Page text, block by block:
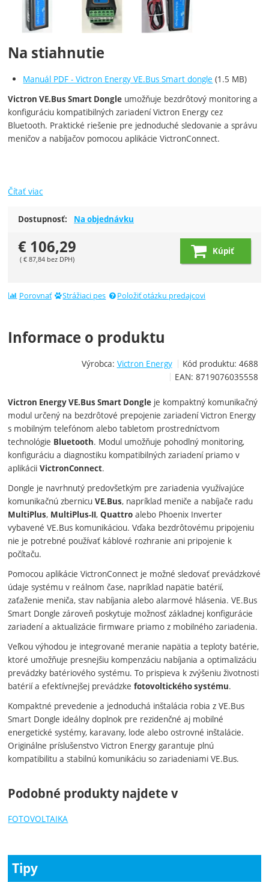
Na stiahnutie
Manuál PDF - Victron Energy VE.Bus Smart dongle (1.5 MB)
Victron VE.Bus Smart Dongle umožňuje bezdrôtový monitoring a
konfiguráciu kompatibilných zariadení Victron Energy cez
Bluetooth. Praktické riešenie pre jednoduché sledovanie a správu
meničov a nabíjačov pomocou aplikácie VictronConnect.
Čítať viac
Dostupnosť: Na objednávku
€ 106,29
( € 87,84 bez DPH)
Kúpiť
Porovnať Strážiaci pes Položiť otázku predajcovi
Informace o produktu
Výrobca: Victron Energy Kód produktu: 4688
EAN: 8719076035558
Victron Energy VE.Bus Smart Dongle je kompaktný komunikačný
modul určený na bezdrôtové prepojenie zariadení Victron Energy
s mobilným telefónom alebo tabletom prostredníctvom
technológie Bluetooth. Modul umožňuje pohodlný monitoring,
konfiguráciu a diagnostiku kompatibilných zariadení priamo v
aplikáciiVictronConnect.
Dongle je navrhnutý predovšetkým pre zariadenia využívajúce
komunikačnú zbernicuVE.Bus, napríklad meniče a nabíjače radu
MultiPlus, MultiPlus-II,Quattro alebo Phoenix Inverter
vybavené VE.Bus komunikáciou. Vďaka bezdrôtovému pripojeniu
nie je potrebné používať káblové rozhranie ani pripojenie k
počítaču.
Pomocou aplikácie VictronConnect je možné sledovať prevádzkové
údaje systému v reálnom čase, napríklad napätie batérií,
zaťaženie meniča, stav nabíjania alebo alarmové hlásenia. VE.Bus
Smart Dongle zároveň poskytuje možnosť základnej konfigurácie
zariadení a aktualizácie firmware priamo z mobilného zariadenia.
Veľkou výhodou je integrované meranie napätia a teploty batérie,
ktoré umožňuje presnejšiu kompenzáciu nabíjania a optimalizáciu
prevádzky batériového systému. To prispieva k zvýšeniu životnosti
batérií a efektívnejšej prevádzkefotovoltického systému.
Kompaktné prevedenie a jednoduchá inštalácia robia z VE.Bus
Smart Dongle ideálny doplnok pre rezidenčné aj mobilné
energetické systémy, karavany, lode alebo ostrovné inštalácie.
Originálne príslušenstvo Victron Energy garantuje plnú
kompatibilitu a stabilnú komunikáciu so zariadeniami VE.Bus.
Podobné produkty najdete v
FOTOVOLTAIKA
Tipy